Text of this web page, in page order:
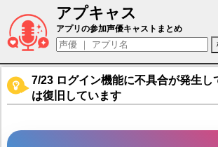
アプキャス
ブニ（声優：近藤玲奈)【メ
アプリの参加声優キャストまとめ
7/23 ログイン機能に不具合が発生し
は復旧しています